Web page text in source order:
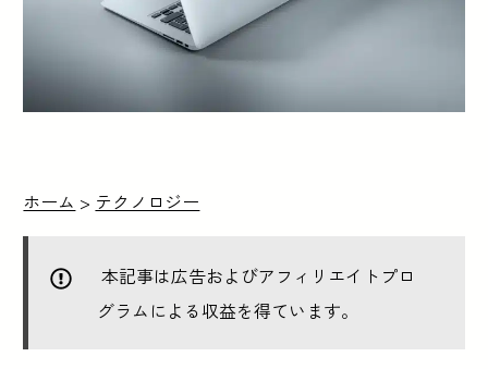
ホーム > テクノロジー
本記事は広告およびアフィリエイトプロ
グラムによる収益を得ています。